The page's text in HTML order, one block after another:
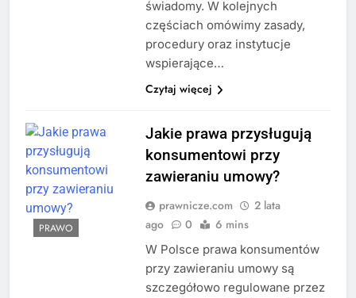
świadomy. W kolejnych
częściach omówimy zasady,
procedury oraz instytucje
wspierające…
Czytaj więcej
PRAWO
Jakie prawa przysługują
konsumentowi przy
zawieraniu umowy?
prawnicze.com
2 lata
ago
0 6 mins
W Polsce prawa konsumentów
przy zawieraniu umowy są
szczegółowo regulowane przez